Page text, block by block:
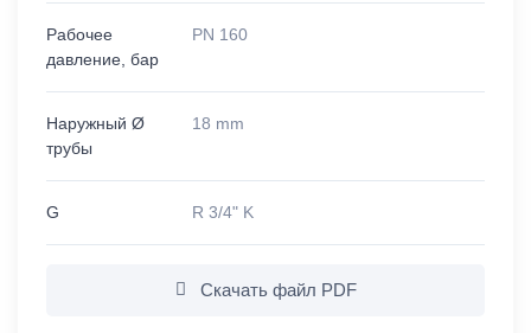
Рабочее
давление, бар
PN 160
Наружный Ø
трубы
18 mm
G R 3/4" K
Скачать файл PDF